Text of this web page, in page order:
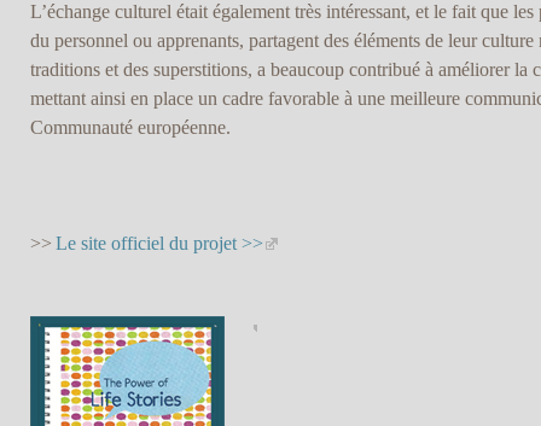
L’échange culturel était également très intéressant, et le fait que
du personnel ou apprenants, partagent des éléments de leur
traditions et des superstitions, a beaucoup contribué à améliorer la
mettant ainsi en place un cadre favorable à une meilleure
Communauté européenne.
>> Le site officiel du projet >>